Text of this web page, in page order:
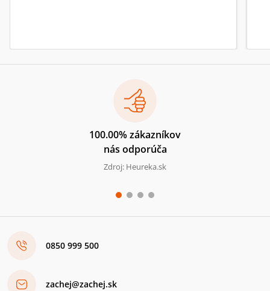
100.00% zákazníkov
nás odporúča
Zdroj: Heureka.sk
0850 999 500
zachej@zachej.sk